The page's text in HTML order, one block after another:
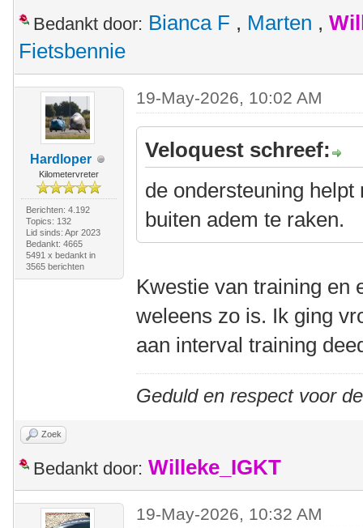
Bedankt door: Bianca F , Marten ,
Fietsbennie
Hardloper
Kilometervreter
Berichten: 4.192
Topics: 132
Lid sinds: Apr 2023
Bedankt: 4665
5491 x bedankt in
3565 berichten
19-May-2026, 10:02 AM
Veloquest schreef:
de ondersteuning
buiten adem te raken.
Kwestie van training en
weleens zo is. Ik ging
aan interval training
Geduld en respect voor
Zoek
Bedankt door: Willeke_IGKT
19-May-2026, 10:32 AM